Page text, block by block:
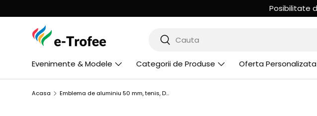
MERGI LA CONTINUT
Cauta
Cauta
Evenimente & Modele Categorii de Produse Oferta Personalizata
Acasa Emblema de aluminiu 50 mm, tenis, D2-A43